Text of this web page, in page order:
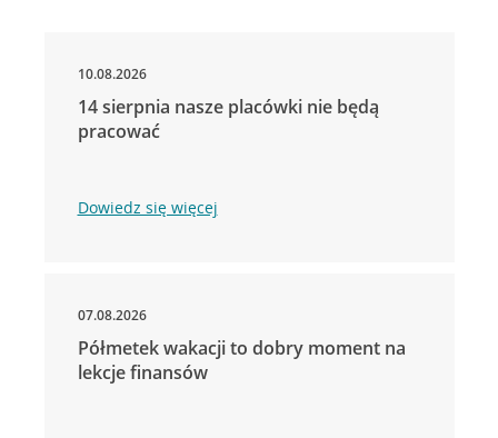
10.08.2026
14 sierpnia nasze placówki nie będą
pracować
Dowiedz się więcej
07.08.2026
Półmetek wakacji to dobry moment na
lekcje finansów